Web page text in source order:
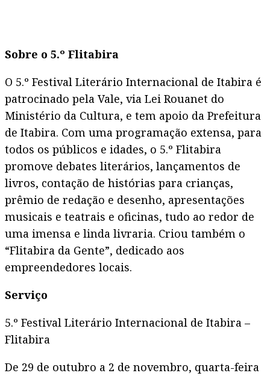
Sobre o 5.º Flitabira
O 5.º Festival Literário Internacional de Itabira é
patrocinado pela Vale, via Lei Rouanet do
Ministério da Cultura, e tem apoio da Prefeitura
de Itabira. Com uma programação extensa, para
todos os públicos e idades, o 5.º Flitabira
promove debates literários, lançamentos de
livros, contação de histórias para crianças,
prêmio de redação e desenho, apresentações
musicais e teatrais e oficinas, tudo ao redor de
uma imensa e linda livraria. Criou também o
“Flitabira da Gente”, dedicado aos
empreendedores locais.
Serviço
5.º Festival Literário Internacional de Itabira –
Flitabira
De 29 de outubro a 2 de novembro, quarta-feira